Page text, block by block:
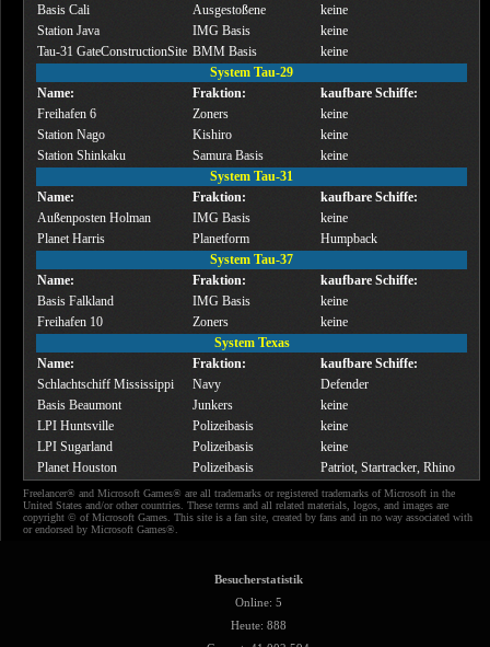
Basis Cali
Ausgestoßene
keine
Station Java
IMG Basis
keine
Tau-31 GateConstructionSite BMM Basis
keine
System Tau-29
Name:
Fraktion:
kaufbare Schiffe:
Freihafen 6
Zoners
keine
Station Nago
Kishiro
keine
Station Shinkaku
Samura Basis
keine
System Tau-31
Name:
Fraktion:
kaufbare Schiffe:
Außenposten Holman
IMG Basis
keine
Planet Harris
Planetform
Humpback
System Tau-37
Name:
Fraktion:
kaufbare Schiffe:
Basis Falkland
IMG Basis
keine
Freihafen 10
Zoners
keine
System Texas
Name:
Fraktion:
kaufbare Schiffe:
Schlachtschiff Mississippi
Navy
Defender
Basis Beaumont
Junkers
keine
LPI Huntsville
Polizeibasis
keine
LPI Sugarland
Polizeibasis
keine
Planet Houston
Polizeibasis Patriot, Startracker, Rhino
Freelancer® and Microsoft Games® are all trademarks or registered trademarks of Microsoft in the
United States and/or other countries. These terms and all related materials, logos, and images are
copyright © of Microsoft Games. This site is a fan site, created by fans and in no way associated with
or endorsed by Microsoft Games®.
Besucherstatistik
Online: 5
Heute: 888